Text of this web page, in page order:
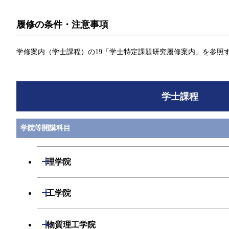
履修の条件・注意事項
学修案内（学士課程）の19「学士特定課題研究履修案内」を参照
学士課程
学院等開講科目
理学院
開閉
工学院
開閉
機械系
物質理工学院
開閉